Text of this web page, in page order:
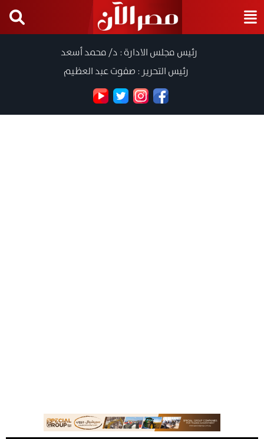
رئيس مجلس الادارة : د/ محمد أسعد
رئيس التحرير : صفوت عبد العظيم